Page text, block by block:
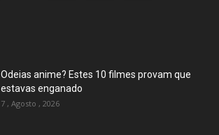
Odeias anime? Estes 10 filmes provam que
estavas enganado
7 , Agosto , 2026